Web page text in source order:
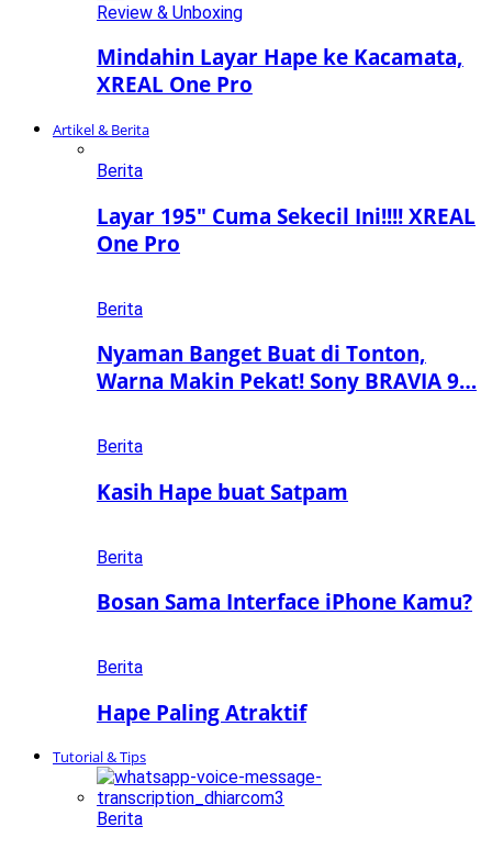
Review & Unboxing
Mindahin Layar Hape ke Kacamata,
XREAL One Pro
Artikel & Berita
Berita
Layar 195″ Cuma Sekecil Ini!!!! XREAL
One Pro
Berita
Nyaman Banget Buat di Tonton,
Warna Makin Pekat! Sony BRAVIA 9…
Berita
Kasih Hape buat Satpam
Berita
Bosan Sama Interface iPhone Kamu?
Berita
Hape Paling Atraktif
Tutorial & Tips
Berita